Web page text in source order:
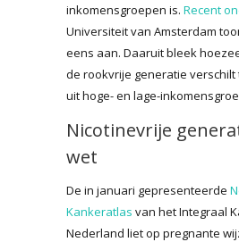
inkomensgroepen is. Recent
Universiteit van Amsterdam
eens aan. Daaruit bleek
de rookvrije generatie
uit hoge- en lage-
Nicotinevrije
wet
De in januari gepresenteerde
Kankeratlas van het Integraal
Nederland liet op pregnante